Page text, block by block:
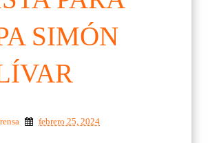
SIMÓN
febrero 25, 2024